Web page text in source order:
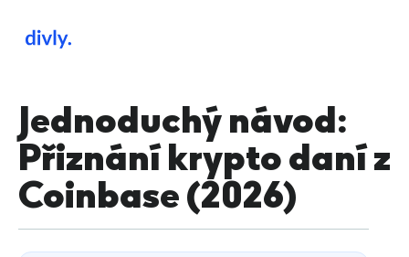
Jednoduchý návod:
Přiznání krypto daní z
Coinbase (2026)